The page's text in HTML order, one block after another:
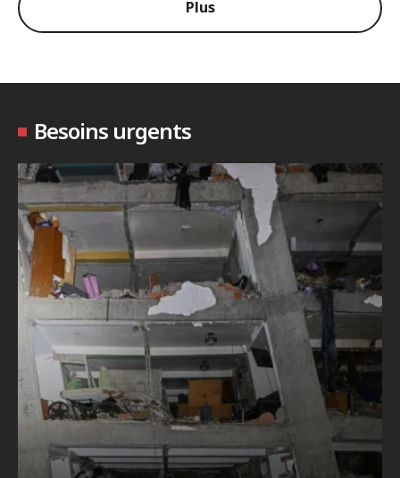
Plus
Besoins urgents